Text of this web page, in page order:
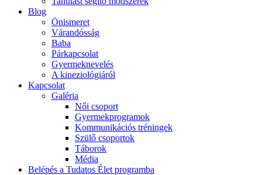
Blog
Önismeret
Várandósság
Baba
Párkapcsolat
Gyermeknevelés
A kineziológiáról
Kapcsolat
Galéria
Női csoport
Gyermekprogramok
Kommunikációs tréningek
Szülő csoportok
Táborok
Média
Belépés a Tudatos Élet programba